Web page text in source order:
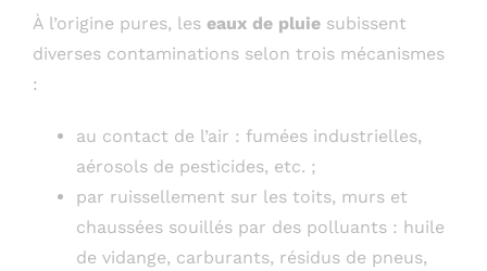
À l’origine pures, les eaux de pluie subissent
diverses contaminations selon trois mécanismes
:
au contact de l’air : fumées industrielles,
aérosols de pesticides, etc. ;
par ruissellement sur les toits, murs et
chaussées souillés par des polluants : huile
de vidange, carburants, résidus de pneus,